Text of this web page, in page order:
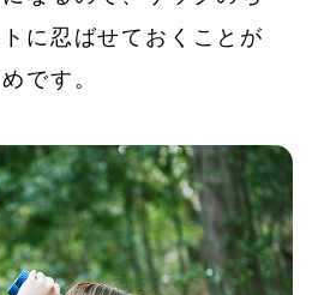
に忍ばせておくことが
です。